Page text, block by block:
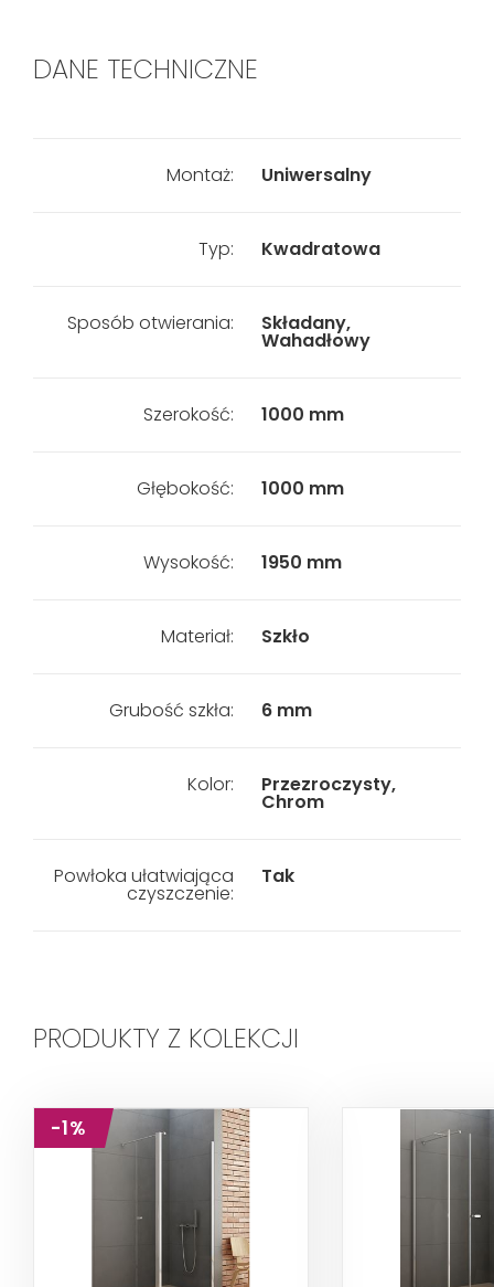
DANE TECHNICZNE
Montaż: Uniwersalny
Typ: Kwadratowa
Sposób otwierania: Składany,
Wahadłowy
Szerokość: 1000 mm
Głębokość: 1000 mm
Wysokość: 1950 mm
Materiał: Szkło
Grubość szkła: 6 mm
Kolor: Przezroczysty,
Chrom
Powłoka ułatwiająca
czyszczenie:
Tak
PRODUKTY Z KOLEKCJI
-1%